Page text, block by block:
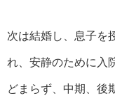
次は結婚し、息子を
れ、安静のために入
どまらず、中期、後